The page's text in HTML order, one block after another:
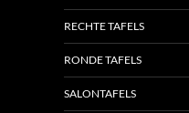
RECHTE TAFELS
RONDE TAFELS
SALONTAFELS